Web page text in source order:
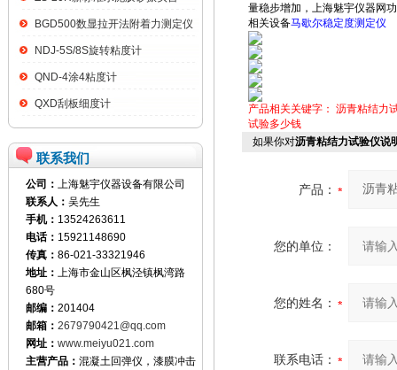
BGD500数显拉开法附着力测定仪
NDJ-5S/8S旋转粘度计
QND-4涂4粘度计
QXD刮板细度计
联系我们
公司： 上海魅宇仪器设备有限公司
联系人： 吴先生
手机： 13524263611
电话： 15921148690
传真： 86-021-33321946
地址： 上海市金山区枫泾镇枫湾路
680号
邮编： 201404
邮箱： 2679790421@qq.com
网址： www.meiyu021.com
主营产品： 混凝土回弹仪，漆膜冲击
量稳步增加，上海魅宇仪器网
相关设备马歇尔稳定度测定仪
产品相关关键字： 沥青粘结力
试验多少钱
如果你对沥青粘结力试验仪说
产品：
您的单位：
您的姓名：
联系电话：